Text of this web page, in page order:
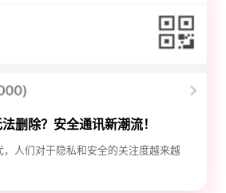
删除？安全通讯新潮流！
人们对于隐私和安全的关注度越来越